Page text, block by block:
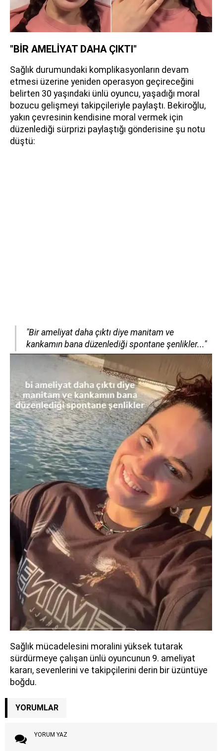
"BİR AMELİYAT DAHA ÇIKTI"
Sağlık durumundaki komplikasyonların devam
etmesi üzerine yeniden operasyon geçireceğini
belirten 30 yaşındaki ünlü oyuncu, yaşadığı moral
bozucu gelişmeyi takipçileriyle paylaştı. Bekiroğlu,
yakın çevresinin kendisine moral vermek için
düzenlediği sürprizi paylaştığı gönderisine şu notu
düştü:
"Bir ameliyat daha çıktı diye manitam ve
kankamın bana düzenlediği spontane şenlikler..."
Sağlık mücadelesini moralini yüksek tutarak
sürdürmeye çalışan ünlü oyuncunun 9. ameliyat
kararı, sevenlerini ve takipçilerini derin bir üzüntüye
boğdu.
YORUMLAR
YORUM YAZ